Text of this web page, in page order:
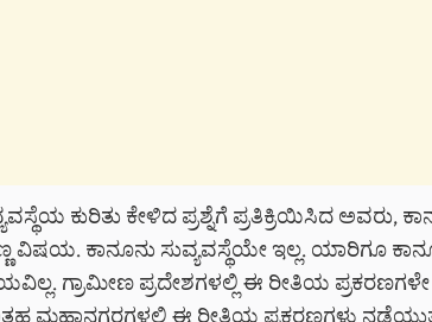
ಕುರಿತು ಕೇಳಿದ ಪ್ರಶ್ನೆಗೆ ಪ್ರತಿಕ್ರಿಯಿಸಿದ ಅವರು,
ವಿಷಯ. ಕಾನೂನು ಸುವ್ಯವಸ್ಥೆಯೇ ಇಲ್ಲ. ಯಾರಿಗೂ
ಗ್ರಾಮೀಣ ಪ್ರದೇಶಗಳಲ್ಲಿ ಈ ರೀತಿಯ ಪ್ರಕರಣಗಳೇ